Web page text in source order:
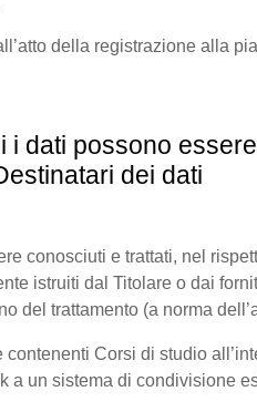
della registrazione alla
i dati possono
dei dati
conosciuti e trattati, nel
istruiti dal Titolare o dai
del trattamento (a norma
Corsi di studio
a un sistema di condivisione